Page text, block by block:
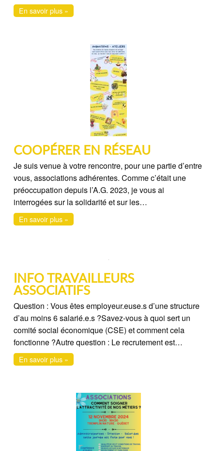
En savoir plus »
COOPÉRER EN RÉSEAU
Je suis venue à votre rencontre, pour une partie d’entre
vous, associations adhérentes. Comme c’était une
préoccupation depuis l’A.G. 2023, je vous ai
interrogées sur la solidarité et sur les…
En savoir plus »
INFO TRAVAILLEURS
ASSOCIATIFS
Question : Vous êtes employeur.euse.s d’une structure
d’au moins 6 salarié.e.s ?Savez-vous à quoi sert un
comité social économique (CSE) et comment cela
fonctionne ?Autre question : Le recrutement est…
En savoir plus »